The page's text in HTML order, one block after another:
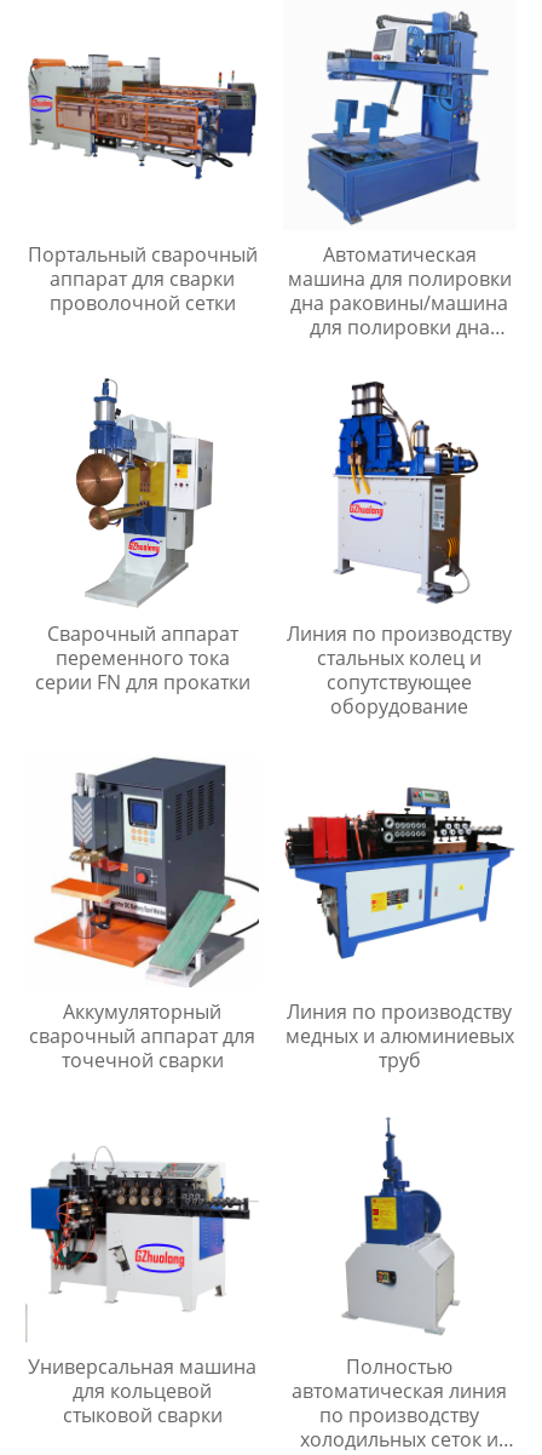
Портальный сварочный
аппарат для сварки
проволочной сетки
Автоматическая
машина для полировки
дна раковины/машина
для полировки дна
Сварочный аппарат
переменного тока
серии FN для прокатки
Линия по производству
стальных колец и
сопутствующее
оборудование
Аккумуляторный
сварочный аппарат для
точечной сварки
Линия по производству
медных и алюминиевых
труб
Универсальная машина
для кольцевой
стыковой сварки
Полностью
автоматическая линия
по производству
холодильных сеток и